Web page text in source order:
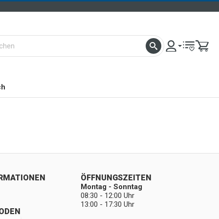
ÖFFNUNGSZEITEN
Montag - Sonntag
08:30 - 12:00 Uhr
13:00 - 17:30 Uhr